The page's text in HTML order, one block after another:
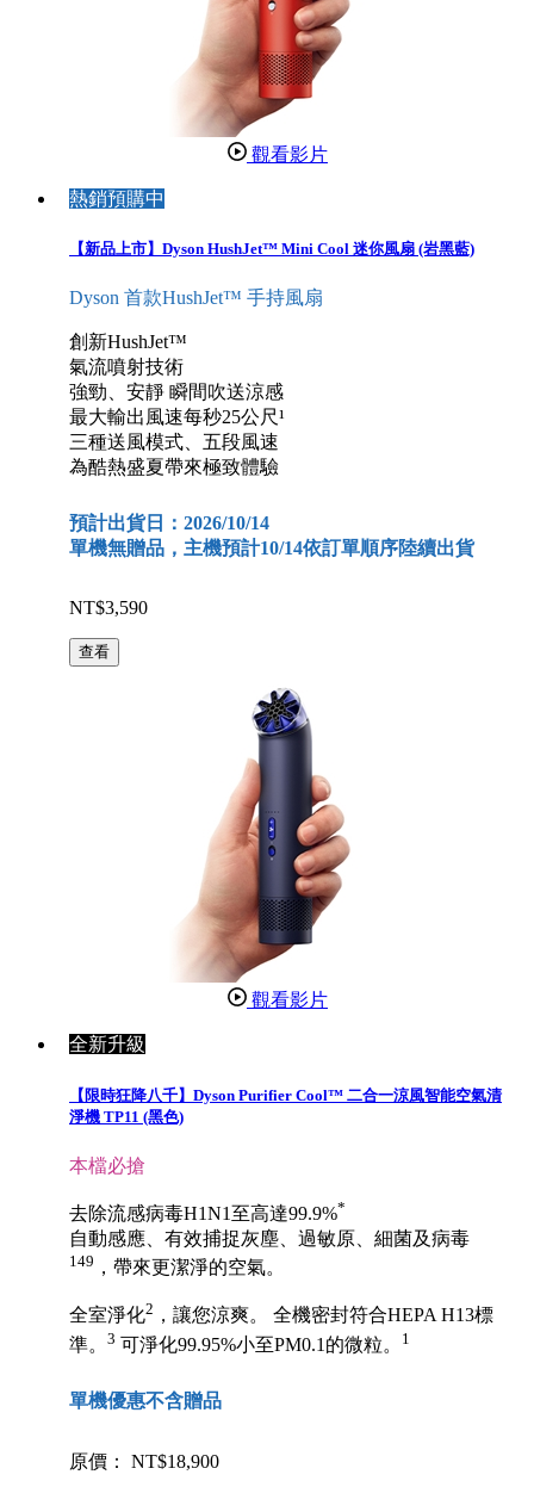
觀看影片
熱銷預購中
【新品上市】Dyson HushJet™ Mini Cool 迷你風扇 (岩黑藍)
Dyson 首款HushJet™ 手持風扇
創新HushJet™
氣流噴射技術
強勁、安靜 瞬間吹送涼感
最大輸出風速每秒25公尺¹
三種送風模式、五段風速
為酷熱盛夏帶來極致體驗
預計出貨日：2026/10/14
單機無贈品，主機預計10/14依訂單順序陸續出貨
NT$3,590
查看
觀看影片
全新升級
【限時狂降八千】Dyson Purifier Cool™ 二合一涼風智能空氣清
淨機 TP11 (黑色)
本檔必搶
去除流感病毒H1N1至高達99.9%*
自動感應、有效捕捉灰塵、過敏原、細菌及病毒
149 ，帶來更潔淨的空氣。
全室淨化2 ，讓您涼爽。 全機密封符合HEPA H13標
準。 3 可淨化99.95%小至PM0.1的微粒。 1
單機優惠不含贈品
原價： NT$18,900